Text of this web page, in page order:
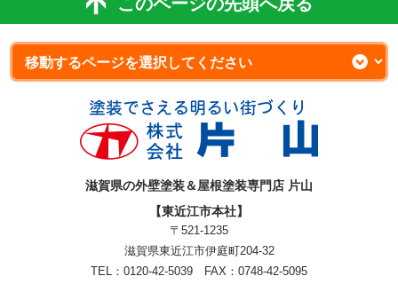
このページの先頭へ戻る
滋賀県の外壁塗装＆屋根塗装専門店 片山
【東近江市本社】
〒521-1235
滋賀県東近江市伊庭町204-32
TEL：0120-42-5039 FAX：0748-42-5095